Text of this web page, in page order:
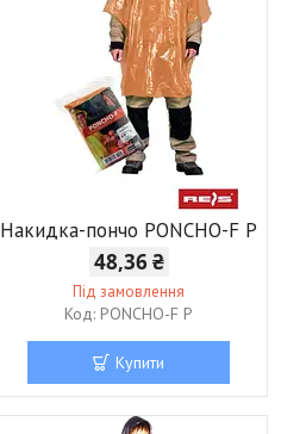
Накидка-пончо PONCHO-F P
48,36 ₴
Під замовлення
PONCHO-F P
Купити